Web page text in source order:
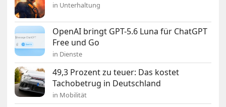
in Unterhaltung
OpenAI bringt GPT-5.6 Luna für ChatGPT
Free und Go
in Dienste
49,3 Prozent zu teuer: Das kostet
Tachobetrug in Deutschland
in Mobilität